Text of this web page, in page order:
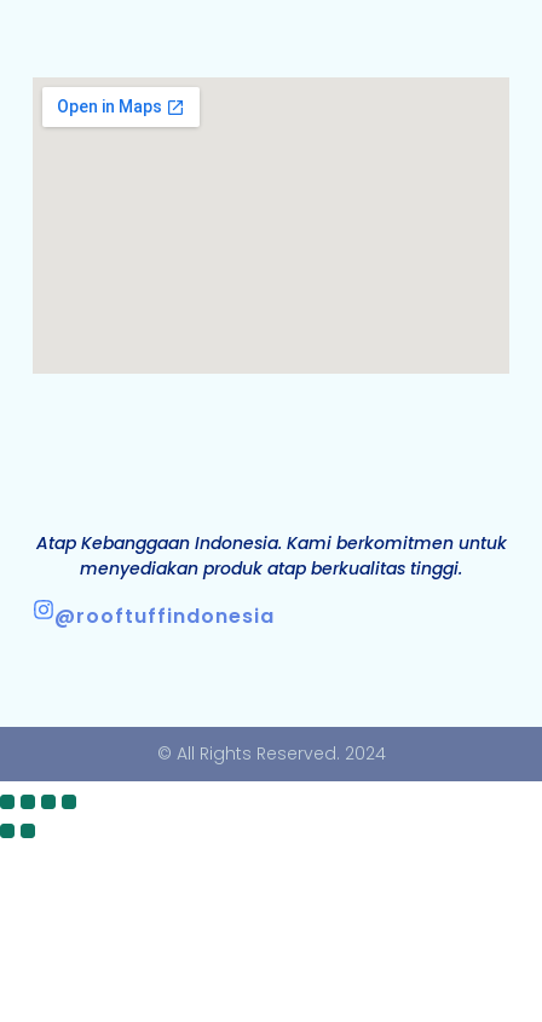
Atap Kebanggaan Indonesia. Kami berkomitmen untuk
menyediakan produk atap berkualitas tinggi.
@rooftuffindonesia
© All Rights Reserved. 2024